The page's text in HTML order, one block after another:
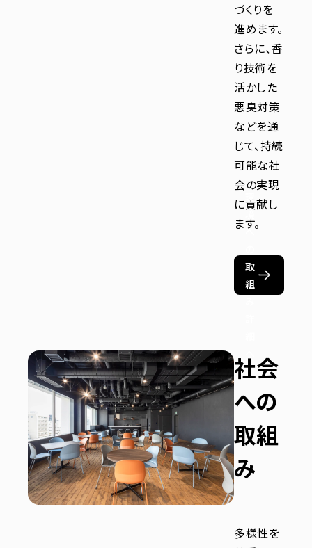
づくりを
進めます。
さらに、香
り技術を
活かした
悪臭対策
などを通
じて、持続
可能な社
会の実現
に貢献し
ます。
環
境
へ
取
組
社会
への
取組
み
多様性を